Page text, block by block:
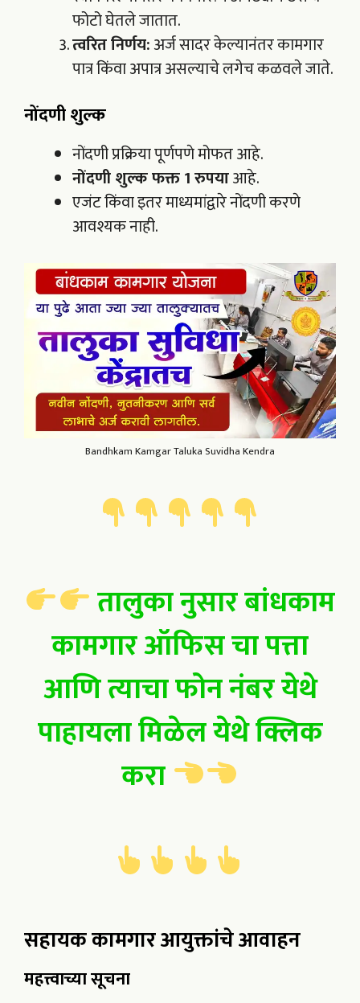
फोटो घेतले जातात.
त्वरित निर्णय:अर्ज सादर केल्यानंतर कामगार
पात्र किंवा अपात्र असल्याचे लगेच कळवले जाते.
नोंदणी शुल्क
नोंदणी प्रक्रिया पूर्णपणे मोफत आहे.
नोंदणी शुल्क फक्त 1 रुपयाआहे.
एजंट किंवा इतर माध्यमांद्वारे नोंदणी करणे
आवश्यक नाही.
Bandhkam Kamgar Taluka Suvidha Kendra
तालुका नुसार बांधकाम
कामगार ऑफिस चा पत्ता
आणि त्याचा फोन नंबर येथे
पाहायला मिळेल येथे क्लिक
करा
सहायक कामगार आयुक्तांचे आवाहन
महत्त्वाच्या सूचना